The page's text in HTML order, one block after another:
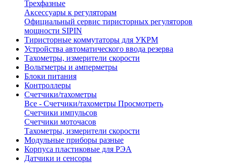
Трехфазные
Аксессуары к регуляторам
Официальный сервис тиристорных регуляторов
мощности SIPIN
Тиристорные коммутаторы для УКРМ
Устройства автоматического ввода резерва
Тахометры, измерители скорости
Вольтметры и амперметры
Блоки питания
Контроллеры
Счетчики/тахометры
Все - Счетчики/тахометры Просмотреть
Счетчики импульсов
Счетчики моточасов
Тахометры, измерители скорости
Модульные приборы разные
Корпуса пластиковые для РЭА
Датчики и сенсоры